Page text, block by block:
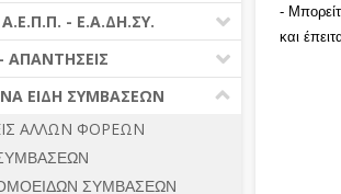
-
και
ΚΩΔΙΚΑΣ (Ν.3463/2006)
(Ν.3852/2010)
- ΝΟΜΟΛΟΓΙΑ (ΣΥΝΟΛΟ)
- ΝΟΜΟΛΟΓΙΑ COVID -19
- ΑΠΑΝΤΗΣΕΙΣ
- Ε.Α.ΔΗ.ΣΥ.
ΠΡΟΣΦΥΓΗ
ΣΥΜΜΕΤΟΧΗΣ
– ΔΙΚΑΙΟΛΟΓΗΤΙΚΑ
ΑΠΑΝΤΗΣΕΙΣ
- ΤΡΟΠΟΠΟΙΗΣΗ
ΑΝΑΘΕΣΗΣ
ΕΙΔΗ ΣΥΜΒΑΣΕΩΝ
ΑΛΛΩΝ ΦΟΡΕΩΝ
ΣΥΜΒΑΣΕΩΝ